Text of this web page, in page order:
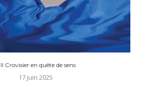
Crovisier en quête de sens
17 juin 2025